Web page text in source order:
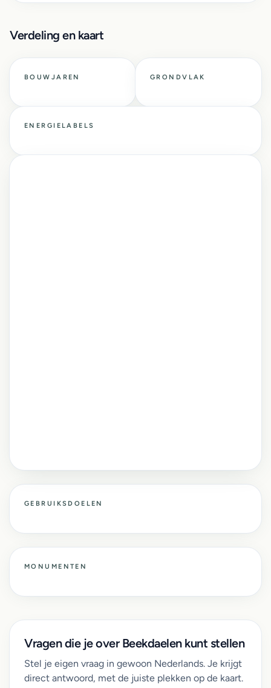
Verdeling en kaart
BOUWJAREN GRONDVLAK
ENERGIELABELS
GEBRUIKSDOELEN
MONUMENTEN
Vragen die je over Beekdaelen kunt stellen
Stel je eigen vraag in gewoon Nederlands. Je krijgt
direct antwoord, met de juiste plekken op de kaart.